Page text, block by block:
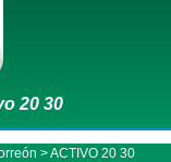
20 30
> ACTIVO 20 30